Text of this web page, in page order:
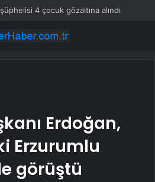
4 çocuk gözaltına alındı
Erdoğan,
Erzurumlu
görüştü